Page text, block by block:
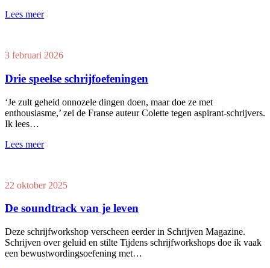
Lees meer
3 februari 2026
Drie speelse schrijfoefeningen
‘Je zult geheid onnozele dingen doen, maar doe ze met
enthousiasme,’ zei de Franse auteur Colette tegen aspirant-schrijvers.
Ik lees…
Lees meer
22 oktober 2025
De soundtrack van je leven
Deze schrijfworkshop verscheen eerder in Schrijven Magazine.
Schrijven over geluid en stilte Tijdens schrijfworkshops doe ik vaak
een bewustwordingsoefening met…